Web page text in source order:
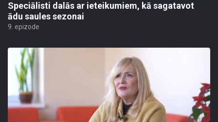
Speciālisti dalās ar ieteikumiem, kā sagatavot
ādu saules sezonai
9. epizode